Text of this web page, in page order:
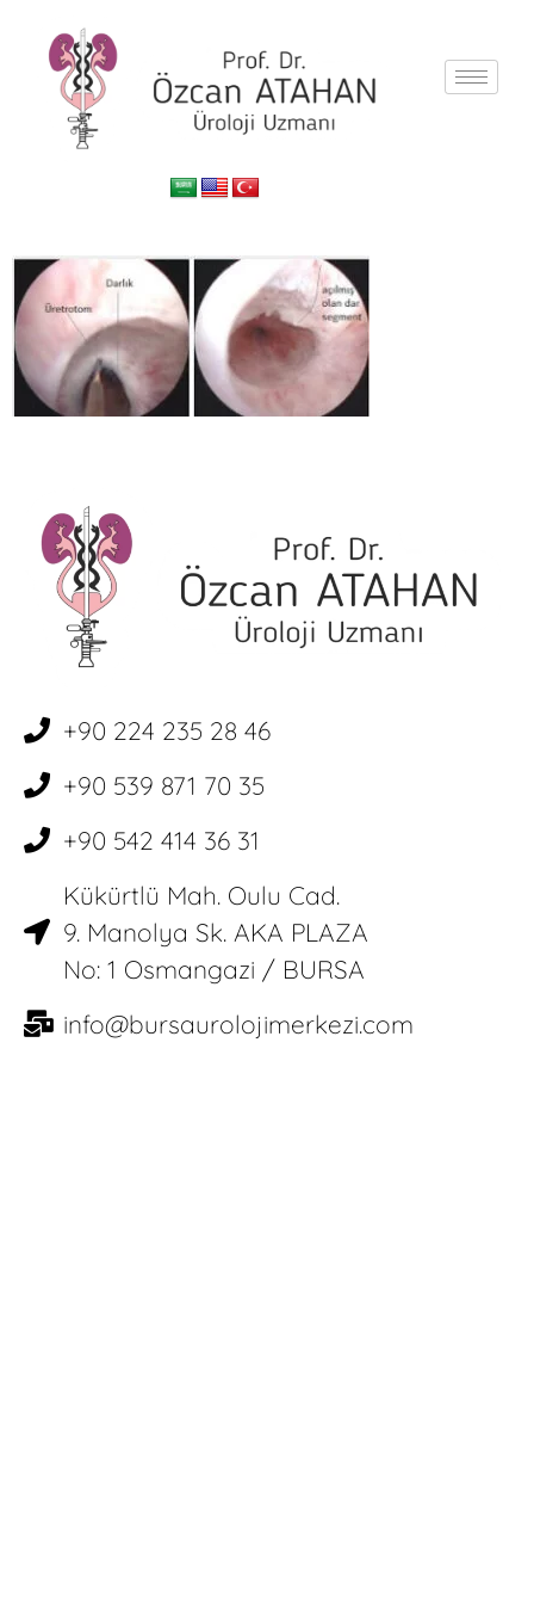
+90 224 235 28 46
+90 539 871 70 35
+90 542 414 36 31
Kükürtlü Mah. Oulu Cad.
9. Manolya Sk. AKA PLAZA
No: 1 Osmangazi / BURSA
info@bursaurolojimerkezi.com